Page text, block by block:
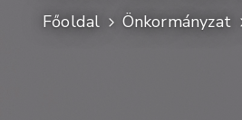
Főoldal Önkormányzat